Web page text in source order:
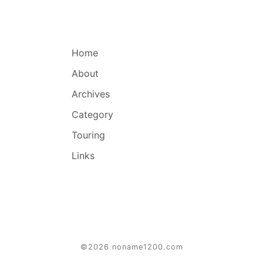
Home
About
Archives
Category
Touring
Links
©2026 noname1200.com